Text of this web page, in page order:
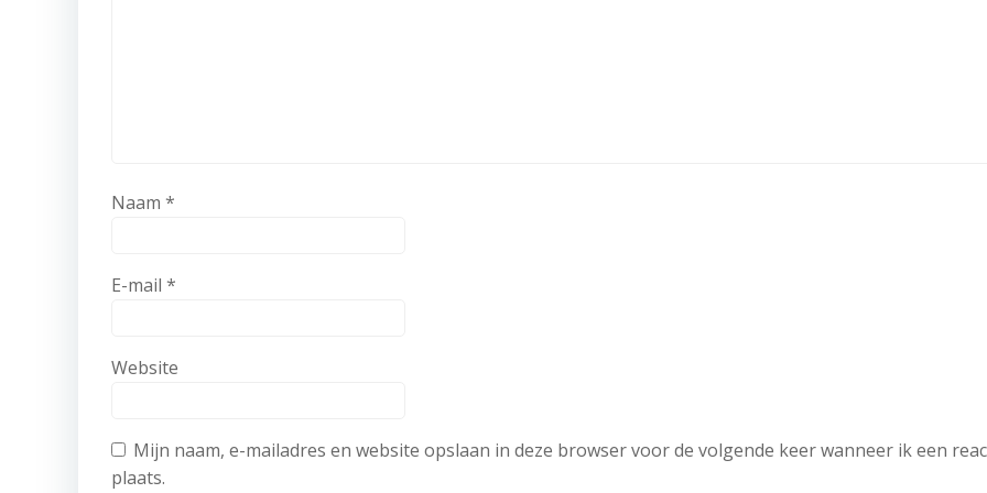
Naam *
E-mail *
Website
Mijn naam, e-mailadres en website opslaan in deze browser voor de volgende keer wanneer ik een
plaats.